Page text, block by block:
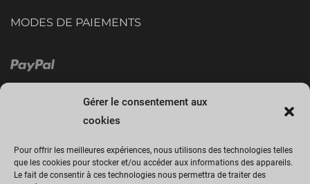
Gérer le consentement aux
cookies
Pour offrir les meilleures expériences, nous utilisons des technologies telles
que les cookies pour stocker et/ou accéder aux informations des appareils.
Le fait de consentir à ces technologies nous permettra de traiter des
MODES DE PAIEMENTS